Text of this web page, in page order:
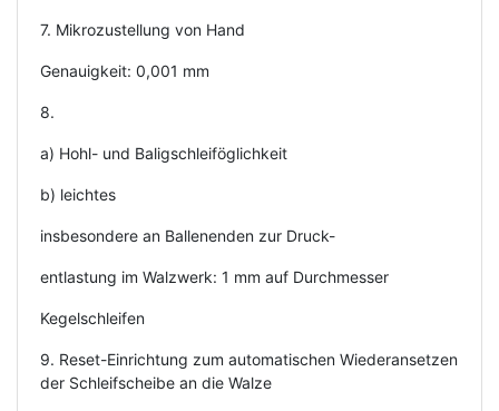
7. Mikrozustellung von Hand
Genauigkeit: 0,001 mm
8.
a) Hohl- und Baligschleiföglichkeit
b) leichtes
insbesondere an Ballenenden zur Druck-
entlastung im Walzwerk: 1 mm auf Durchmesser
Kegelschleifen
9. Reset-Einrichtung zum automatischen Wiederansetzen
der Schleifscheibe an die Walze